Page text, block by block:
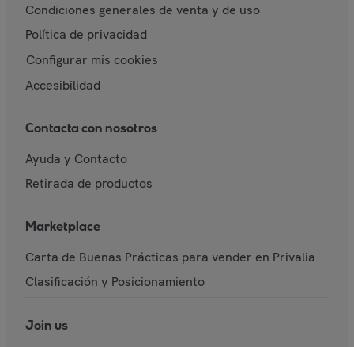
Condiciones generales de venta y de uso
Política de privacidad
Configurar mis cookies
Accesibilidad
Contacta con nosotros
Ayuda y Contacto
Retirada de productos
Marketplace
Carta de Buenas Prácticas para vender en Privalia
Clasificación y Posicionamiento
Join us